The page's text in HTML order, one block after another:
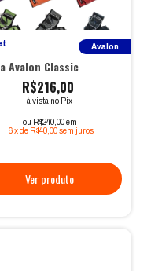
Completo
Avalon
Avalon Classic
R$216,00
à vista no Pix
ou R$240,00 em
6 xde R$40,00 sem juros